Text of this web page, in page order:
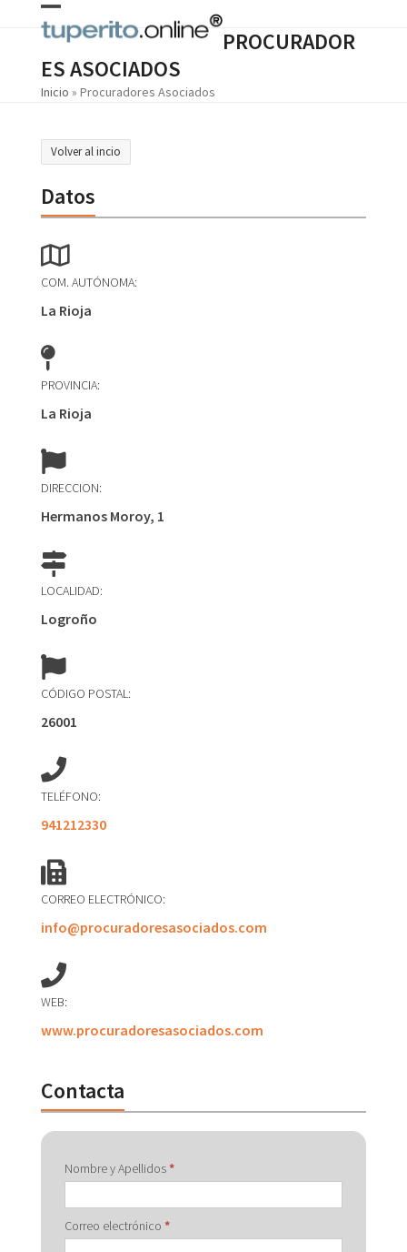
Open
mobile
menu
Close
mobile
menu
PROCURADOR
ES ASOCIADOS
Inicio » Procuradores Asociados
Volver al incio
Datos
COM. AUTÓNOMA:
La Rioja
PROVINCIA:
La Rioja
DIRECCION:
Hermanos Moroy, 1
LOCALIDAD:
Logroño
CÓDIGO POSTAL:
26001
TELÉFONO:
941212330
CORREO ELECTRÓNICO:
info@procuradoresasociados.com
WEB:
www.procuradoresasociados.com
Contacta
Contactar
con
Nombre y Apellidos*
Correo electrónico *